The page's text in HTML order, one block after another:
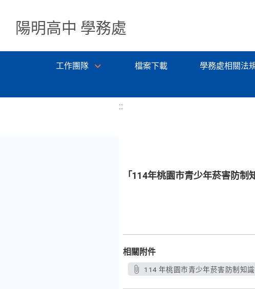
陽明高中 學務處
工作團隊 檔案下載 學務處相關法
:::
「114年桃園市青少年菸害防
相關附件